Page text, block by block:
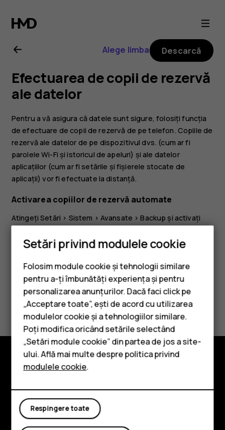
Ghid
de
utilizare
Nokia
8.1
Smartphone-uri
Telefoane clasice
Accesorii
Tablete
Alege limba Descarcă
Efectuarea de copii de rezervă
ale datelor
Pentru a vă asigura că datele sunt sigure, folosiți funcția
de efectuare de copii de rezervă de pe telefon. Copiile de
rezervă ale datelor de pe dispozitivul dvs. (cum ar fi
parolele Wi-Fi și istoricul de apeluri) și ale datelor
aplicațiilor (cum ar fi setările și fișierele stocate de
aplicații) vor fi efectuate la distanță.
Activarea copiilor de rezervă automate
AtingețiSetări > Sistem > Avansate >Backup și activați
Considerați utile aceste informații?
Da Nu
Explorează
Despre
Planet and people
Setări privind modulele cookie
Folosim module cookie și tehnologii similare
pentru a-ți îmbunătăți experiența și pentru
personalizarea anunțurilor. Dacă faci click pe
„Acceptare toate”, ești de acord cu utilizarea
modulelor cookie și a tehnologiilor similare.
Poți modifica oricând setările selectând
„Setări module cookie” din partea de jos a site-
ului. Află mai multe despre politica privind
modulele cookie.
Respingere toate